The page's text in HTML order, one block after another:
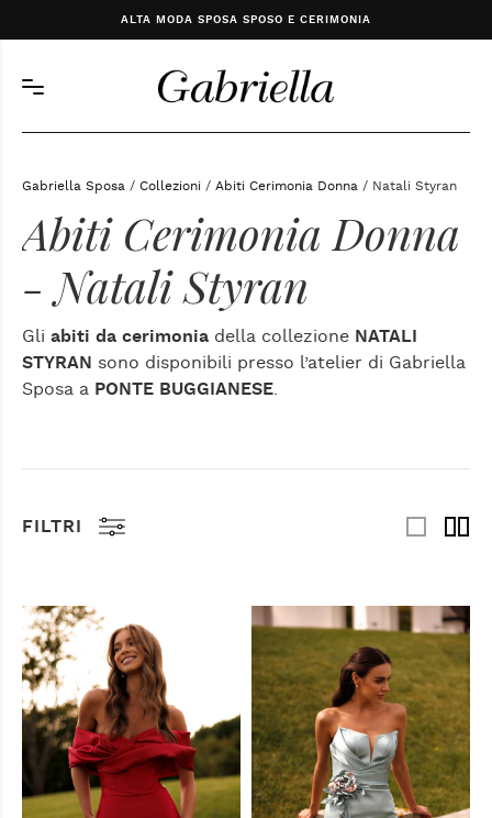
ALTA MODA SPOSA SPOSO E CERIMONIA
Gabriella Sposa / Collezioni / Abiti Cerimonia Donna / Natali Styran
Abiti Cerimonia Donna
- Natali Styran
Gli abiti da cerimonia della collezione NATALI
STYRAN sono disponibili presso l’atelier di Gabriella
Sposa a PONTE BUGGIANESE
FILTRI